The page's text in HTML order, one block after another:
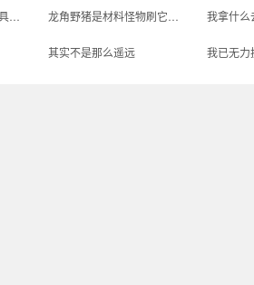
盟重传送石成贼抢手道具便捷传送获玩家青睐 龙角野猪是材料怪物刷它爆油但是交易所每天出售的祝福油数量有限靠它攒更稳 我拿什么
其实不是那么遥远 我已无力